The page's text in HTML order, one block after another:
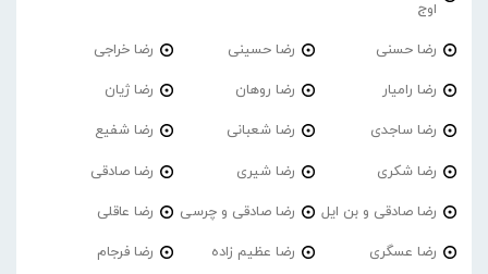
اوج
رضا حسنی رضا حسینی رضا خراجی
رضا رامیار رضا روهان رضا ژیان
رضا ساجدی رضا شعبانی رضا شفیع
رضا شکری رضا شیری رضا صادقی
رضا صادقی و بن ایل رضا صادقی و چرسی رضا عاقلی
رضا عسگری رضا عظیم زاده رضا فرجام